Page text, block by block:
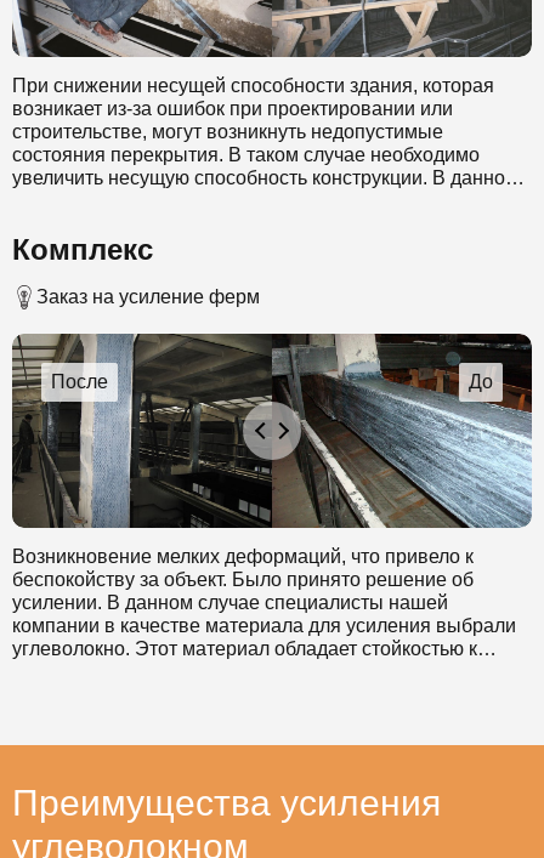
При снижении несущей способности здания, которая
возникает из-за ошибок при проектировании или
строительстве, могут возникнуть недопустимые
состояния перекрытия. В таком случае необходимо
увеличить несущую способность конструкции. В данном
материал обладает стойкостью к коррозии и позволяет
таких работ. Выбранный метод также позволил
выполнить работы без прекращения эксплуатации
усиливаемого здания.
Комплекс
Заказ на усиление ферм
Возникновение мелких деформаций, что привело к
беспокойству за объект. Было принято решение об
усилении. В данном случае специалисты нашей
компании в качестве материала для усиления выбрали
углеволокно. Этот материал обладает стойкостью к
эксплуатации усиливаемого здания.
Преимущества усиления
углеволокном